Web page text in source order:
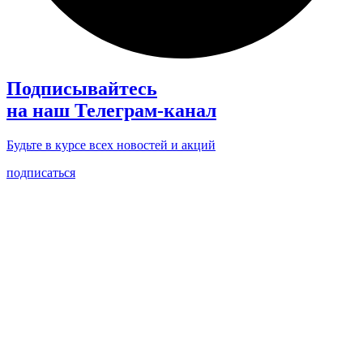
Подписывайтесь
на наш Телеграм-канал
Будьте в курсе всех новостей и акций
подписаться